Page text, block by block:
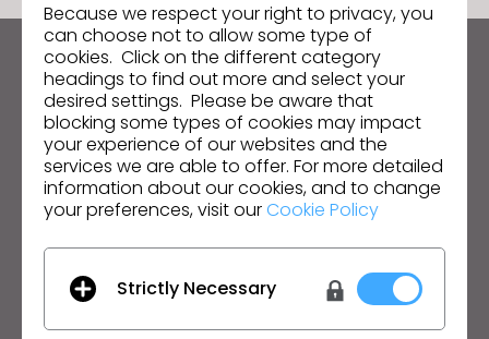
Restez informé des actualités de CLO
Découvrez les nouveautés, les promotions, les
ressources et bien plus encore.
Adresse mail
J'accepteles conditions générales d'utilisation,les conditions
Français
Because we respect your right to privacy, you
can choose not to allow some type of
cookies. Click on the different category
headings to find out more and select your
desired settings. Please be aware that
blocking some types of cookies may impact
your experience of our websites and the
services we are able to offer. For more detailed
information about our cookies, and to change
your preferences, visit ourCookie Policy
Strictly Necessary